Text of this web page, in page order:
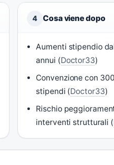
4 Cosa viene dopo
Aumenti stipendio
annui (Doctor33)
Convenzione con
stipendi (Doctor33)
Rischio
interventi strutturali (